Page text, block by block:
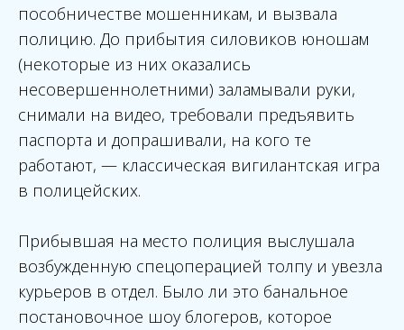
пособничестве мошенникам, и вызвала
полицию. До прибытия силовиков юношам
(некоторые из них оказались
несовершеннолетними) заламывали руки,
снимали на видео, требовали предъявить
паспорта и допрашивали, на кого те
работают, — классическая вигилантская игра
в полицейских.
Прибывшая на место полиция выслушала
возбужденную спецоперацией толпу и увезла
курьеров в отдел. Было ли это банальное
постановочное шоу блогеров, которое